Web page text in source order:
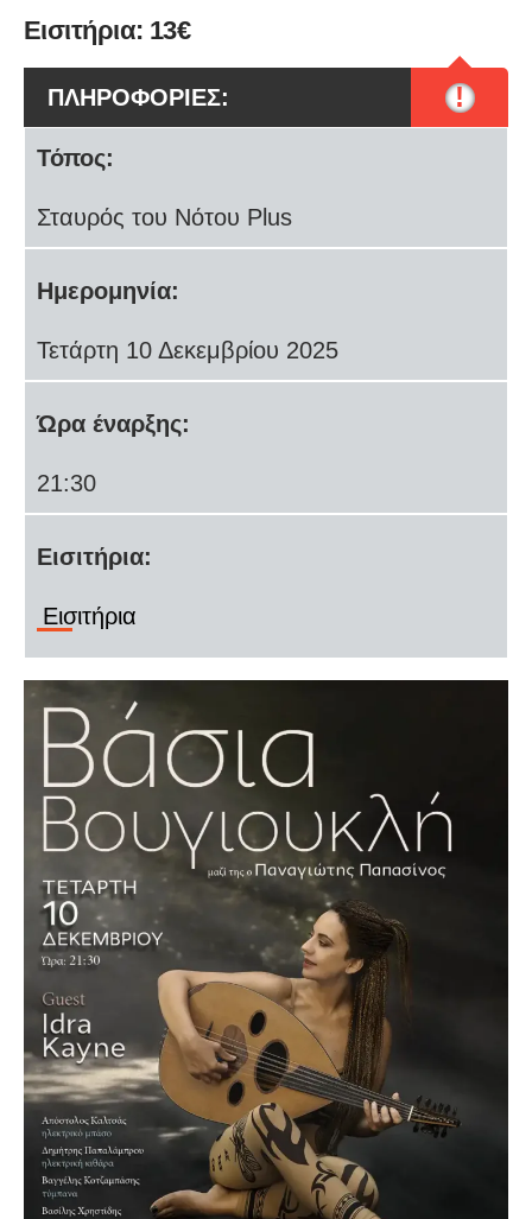
Εισιτήρια: 13€
ΠΛΗΡΟΦΟΡΙΕΣ: !
Τόπος:
Σταυρός του Νότου Plus
Ημερομηνία:
Τετάρτη 10 Δεκεμβρίου 2025
Ώρα έναρξης:
21:30
Εισιτήρια:
Εισιτήρια